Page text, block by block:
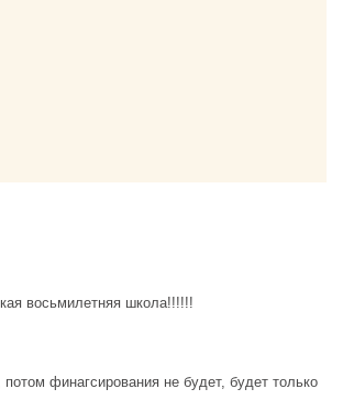
восьмилетняя школа!!!!!!
потом финагсирования не будет, будет только